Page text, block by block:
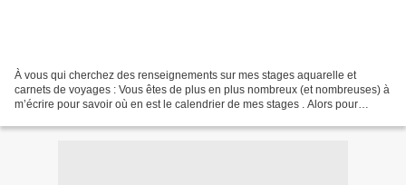
À vous qui cherchez des renseignements sur mes stages aquarelle et
carnets de voyages : Vous êtes de plus en plus nombreux (et nombreuses) à
m’écrire pour savoir où en est le calendrier de mes stages . Alors pour